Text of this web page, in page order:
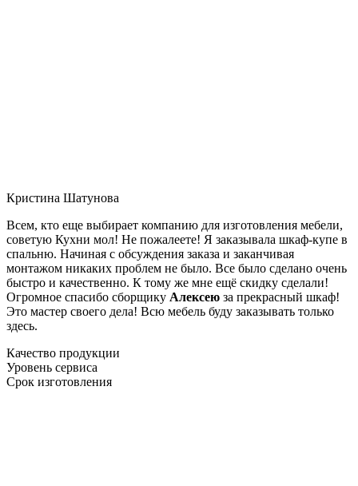
Кристина Шатунова
Всем, кто еще выбирает компанию для изготовления мебели,
советую Кухни мол! Не пожалеете! Я заказывала шкаф-купе в
спальню. Начиная с обсуждения заказа и заканчивая
монтажом никаких проблем не было. Все было сделано очень
быстро и качественно. К тому же мне ещё скидку сделали!
Огромное спасибо сборщику Алексею за прекрасный шкаф!
Это мастер своего дела! Всю мебель буду заказывать только
здесь.
Качество продукции
Уровень сервиса
Срок изготовления